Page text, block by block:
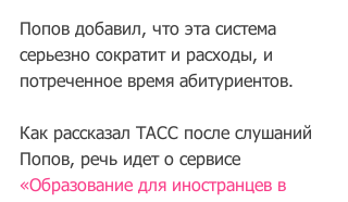
Попов добавил, что эта система
серьезно сократит и расходы, и
потреченное время абитуриентов.
Как рассказал ТАСС после слушаний
Попов, речь идет о сервисе
«Образование для иностранцев в